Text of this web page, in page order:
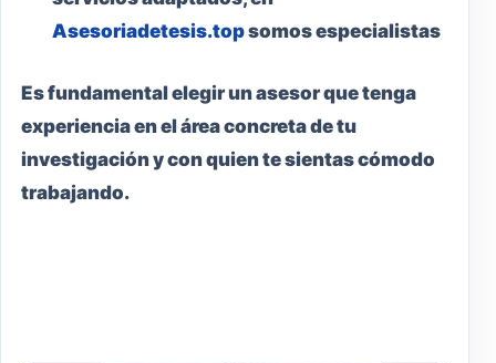
Asesoriadetesis.topsomos especialistas
Es fundamental elegir un asesor que tenga
experiencia en el área concreta de tu
investigación y con quien te sientas cómodo
trabajando.